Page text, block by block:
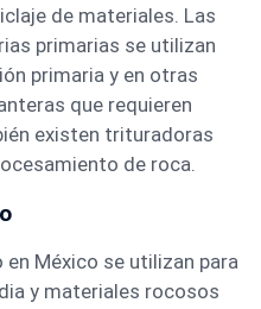
de materiales. Las
primarias se utilizan
primaria y en otras
que requieren
existen trituradoras
de roca.
México se utilizan para
y materiales rocosos